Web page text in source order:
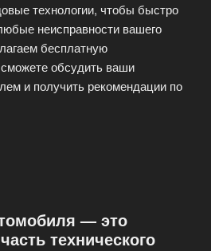
технологии, чтобы быстро
неисправности вашего
бесплатную
обсудить ваши
и получить рекомендации по
— это
технического